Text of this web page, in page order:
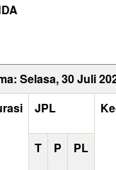
Selasa, 30 Juli
JPL
T P PL